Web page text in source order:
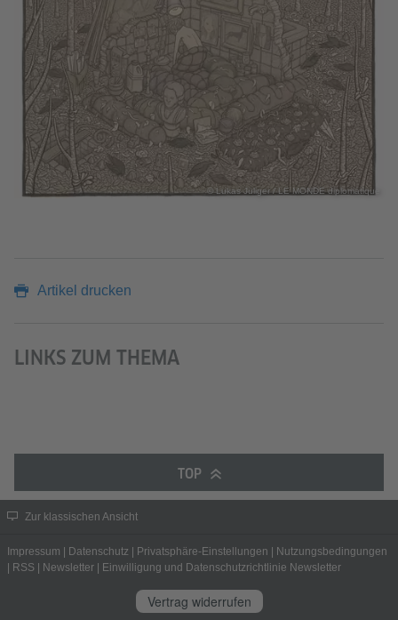
© Lukas Jüliger / LE MONDE diplomatique
Artikel drucken
LINKS ZUM THEMA
TOP
Zur klassischen Ansicht
Impressum Datenschutz Privatsphäre-Einstellungen
Nutzungsbedingungen
RSS Newsletter Einwilligung und Datenschutzrichtlinie Newsletter
Vertrag widerrufen